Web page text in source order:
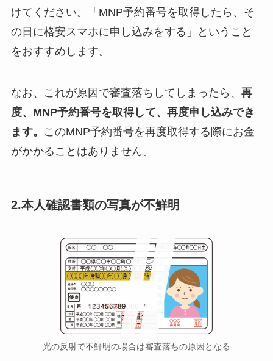
けてください。「MNP予約番号を取得したら、そ
の日に格安スマホに申し込みをする」ということ
をおすすめします。
なお、これが原因で審査落ちしてしまったら、 再
度、MNP予約番号を取得して、再度申し込みでき
ます。
このMNP予約番号を再度取得する際にお金
がかかることはありません。
2.本人確認書類の写真が不鮮明
光の反射で不鮮明の場合は審査落ちの原因となる